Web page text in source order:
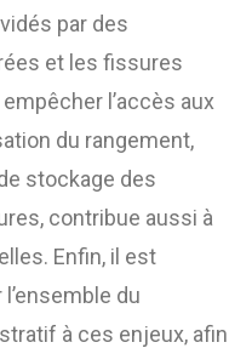
par des
et les fissures
l’accès aux
du rangement,
stockage des
contribue aussi à
Enfin, il est
du
à ces enjeux, afin